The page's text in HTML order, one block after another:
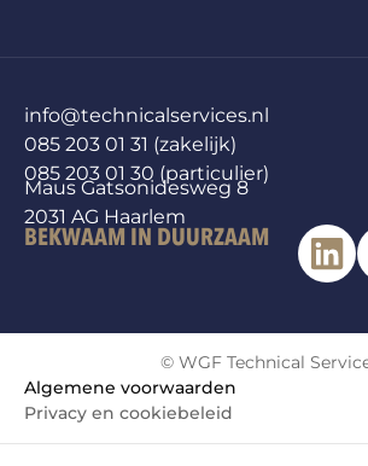
info@technicalservices.nl
085 203 01 31 (zakelijk)
085 203 01 30 (particulier)
Maus Gatsonidesweg 8
2031 AG Haarlem
BEKWAAM IN DUURZAAM
© WGF Technical
Algemene voorwaarden
Privacy en cookiebeleid